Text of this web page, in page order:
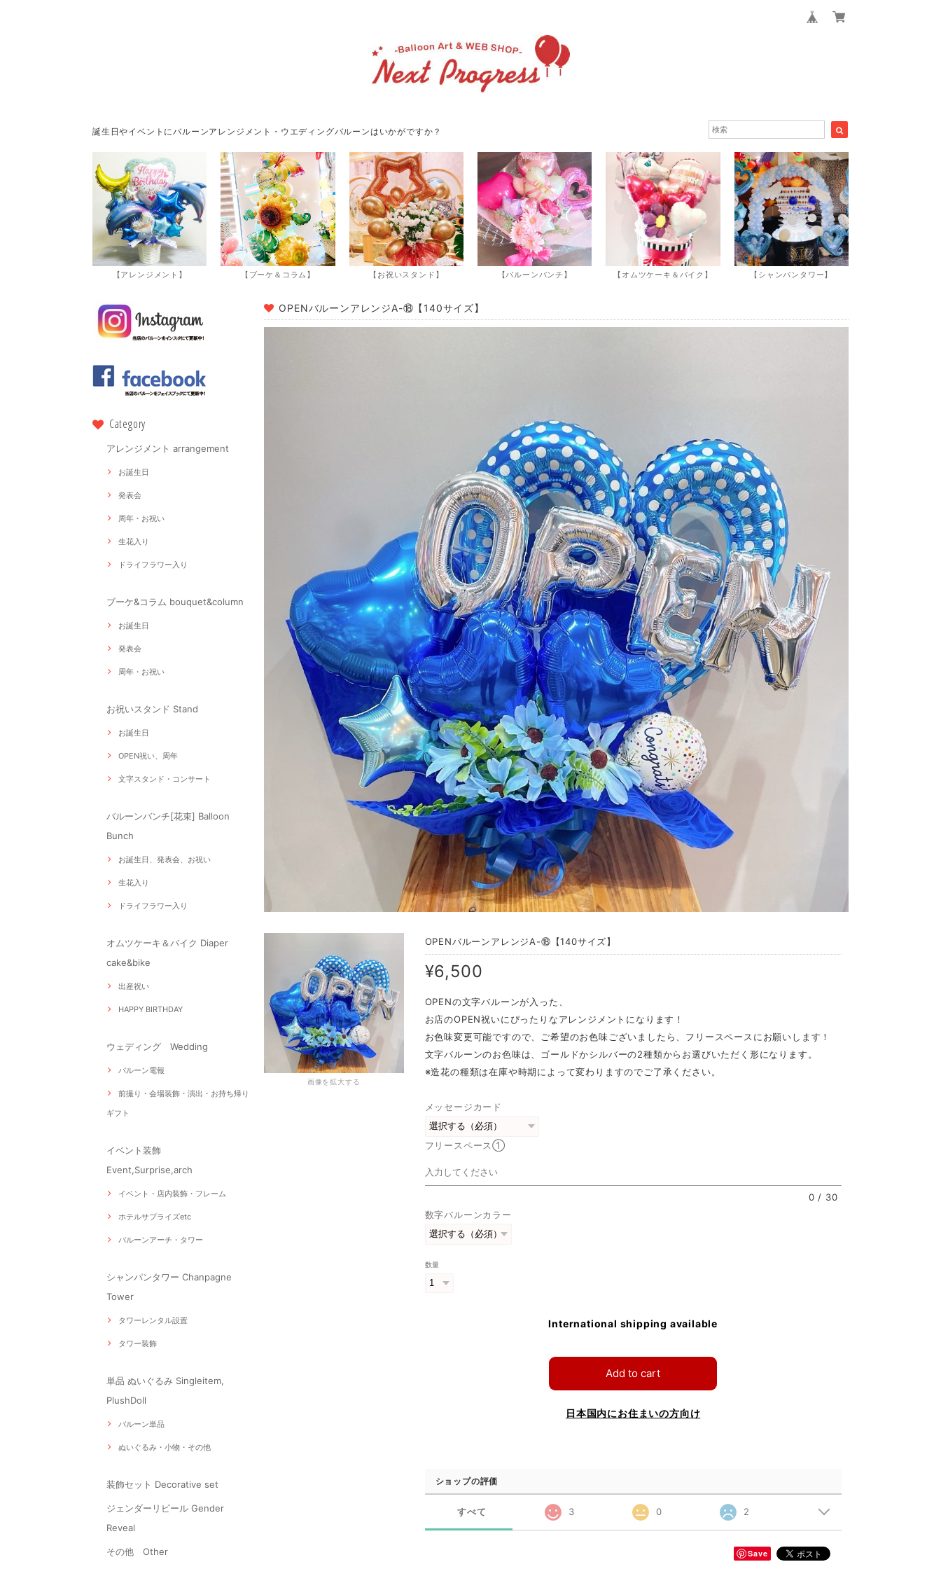
誕生日やイベントにバルーンアレンジメント・ウエディングバルーンはいかがですか？
【アレンジメント】 【ブーケ＆コラム】 【お祝いスタンド】 【バルーンバンチ】 【オムツケーキ＆バイク】 【シャンパンタワー】
Category
アレンジメント arrangement
お誕生日
発表会
周年・お祝い
生花入り
ドライフラワー入り
ブーケ&コラム bouquet&column
お誕生日
発表会
周年・お祝い
お祝いスタンド Stand
お誕生日
OPEN祝い、周年
文字スタンド・コンサート
バルーンバンチ[花束] Balloon
Bunch
お誕生日、発表会、お祝い
生花入り
ドライフラワー入り
オムツケーキ＆バイク Diaper
cake&bike
出産祝い
HAPPY BIRTHDAY
ウェディング Wedding
バルーン電報
前撮り・会場装飾・演出・お持ち帰り
ギフト
イベント装飾
Event,Surprise,arch
イベント・店内装飾・フレーム
ホテルサプライズetc
バルーンアーチ・タワー
シャンパンタワー Chanpagne
Tower
タワーレンタル設置
タワー装飾
単品 ぬいぐるみ Singleitem,
PlushDoll
バルーン単品
ぬいぐるみ・小物・その他
装飾セット Decorative set
ジェンダーリビール Gender
Reveal
その他 Other
OPENバルーンアレンジA-⑱【140サイズ】
画像を拡大する
OPENバルーンアレンジA-⑱【140サイズ】
¥6,500
OPENの文字バルーンが入った、
お店のOPEN祝いにぴったりなアレンジメントになります！
お色味変更可能ですので、ご希望のお色味ございましたら、フリースペースにお願いします！
文字バルーンのお色味は、ゴールドかシルバーの2種類からお選びいただく形になります。
※造花の種類は在庫や時期によって変わりますのでご了承ください。
メッセージカード
フリースペース①
0 / 30
数字バルーンカラー
数量
International shipping available
Add to cart
日本国内にお住まいの方向け
ショップの評価
すべて 3 0 2
Save